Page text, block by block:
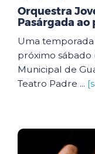
Orquestra
Pasárgada ao
Uma
próximo sábado
Municipal de
Teatro Padre ...